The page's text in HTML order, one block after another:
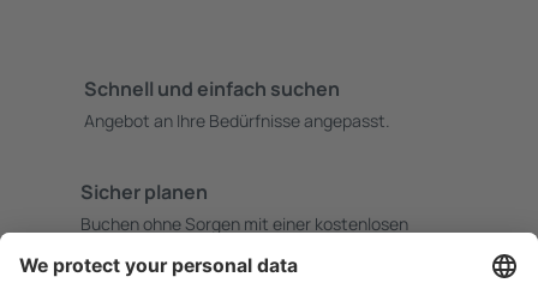
Schnell und einfach suchen
Angebot an Ihre Bedürfnisse angepasst.
Sicher planen
Buchen ohne Sorgen mit einer kostenlosen